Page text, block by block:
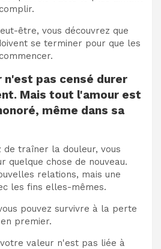
être, vous découvrez que
se terminer pour que les
n'est pas censé durer
Mais tout l'amour est
même dans sa
de traîner la douleur, vous
quelque chose de nouveau.
relations, mais une
les fins elles-mêmes.
pouvez survivre à la perte
premier.
valeur n'est pas liée à